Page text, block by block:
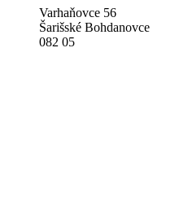
Varhaňovce 56
Šarišské Bohdanovce
082 05